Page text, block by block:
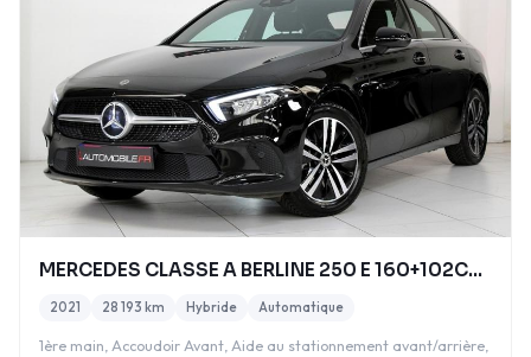
MERCEDES CLASSE A BERLINE 250 E 160+102CH STLYLE L
2021 28 193 km Hybride Automatique
1ère main, Accoudoir Avant, Aide au stationnement avant/arrière,